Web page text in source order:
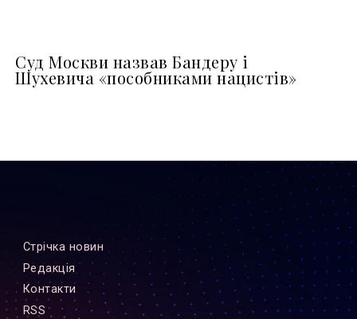
Суд Москви назвав Бандеру і
Шухевича «пособниками нацистів»
Стрiчка новин
Редакцiя
Контакти
RSS